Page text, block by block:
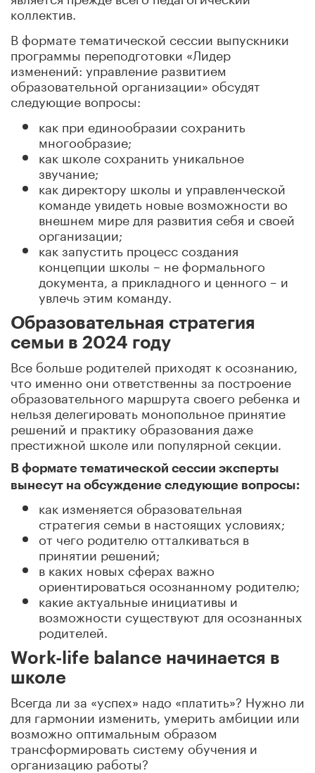
коллектив.
В формате тематической сессии выпускники
программы переподготовки «Лидер
изменений: управление развитием
образовательной организации» обсудят
следующие вопросы:
как при единообразии сохранить
многообразие;
как школе сохранить уникальное
звучание;
как директору школы и управленческой
команде увидеть новые возможности во
внешнем мире для развития себя и своей
организации;
как запустить процесс создания
концепции школы – не формального
документа, а прикладного и ценного – и
увлечь этим команду.
Образовательная стратегия
семьи в 2024 году
Все больше родителей приходят к осознанию,
что именно они ответственны за построение
образовательного маршрута своего ребенка и
нельзя делегировать монопольное принятие
решений и практику образования даже
престижной школе или популярной секции.
В формате тематической сессии эксперты
вынесут на обсуждение следующие вопросы:
как изменяется образовательная
стратегия семьи в настоящих условиях;
от чего родителю отталкиваться в
принятии решений;
в каких новых сферах важно
ориентироваться осознанному родителю;
какие актуальные инициативы и
возможности существуют для осознанных
родителей.
Work-life balance начинается в
школе
Всегда ли за «успех» надо «платить»? Нужно ли
для гармонии изменить, умерить амбиции или
возможно оптимальным образом
трансформировать систему обучения и
организацию работы?